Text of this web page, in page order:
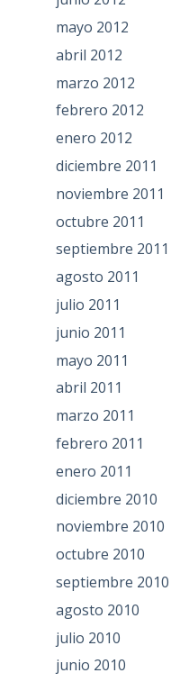
mayo 2012
abril 2012
marzo 2012
febrero 2012
enero 2012
diciembre 2011
noviembre 2011
octubre 2011
septiembre 2011
agosto 2011
julio 2011
junio 2011
mayo 2011
abril 2011
marzo 2011
febrero 2011
enero 2011
diciembre 2010
noviembre 2010
octubre 2010
septiembre 2010
agosto 2010
julio 2010
junio 2010